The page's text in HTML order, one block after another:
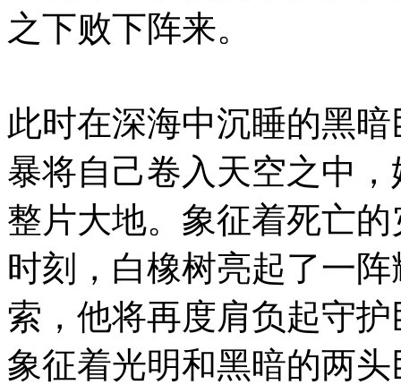
之下败下阵来。
此时在深海中沉睡的黑
暴将自己卷入天空之中
整片大地。象征着死亡
时刻，白橡树亮起了一
索，他将再度肩负起守
象征着光明和黑暗的两